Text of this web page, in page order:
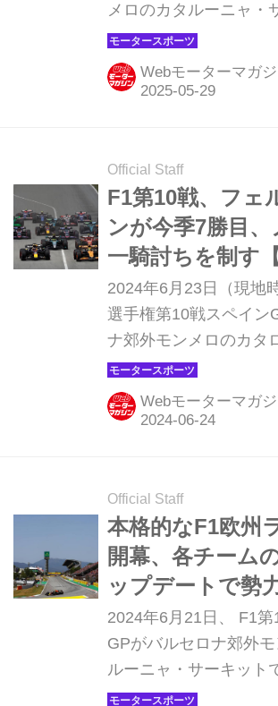
メロのカタルーニャ・
幕する。エミリア・ロ
ら始まった欧州3連戦の
る。ここまでマクラー
関係がよりはっきりす
なりそうだ。
Webモーターマガ
Official Staff
F1第10戦、フェ
ンが今季7勝目
一騎討ちを制す
GP】
2024年6月23日（現地
選手権第10戦スペイン
ナ郊外モンメロのカタ
ットで開催され、レッ
ス・フェルスタッペン
マクラーレンのランド
裕毅（RB）はレースで
らず19位に終わった。
Webモーターマガ
Official Staff
本格的なF1欧州
開幕、各チーム
ップデートで勢
変！？【スペイ
ュー】
2024年6月21日、 F1
GPがバルセロナ郊外
ルーニャ・サーキット
こから6週間で、スペイ